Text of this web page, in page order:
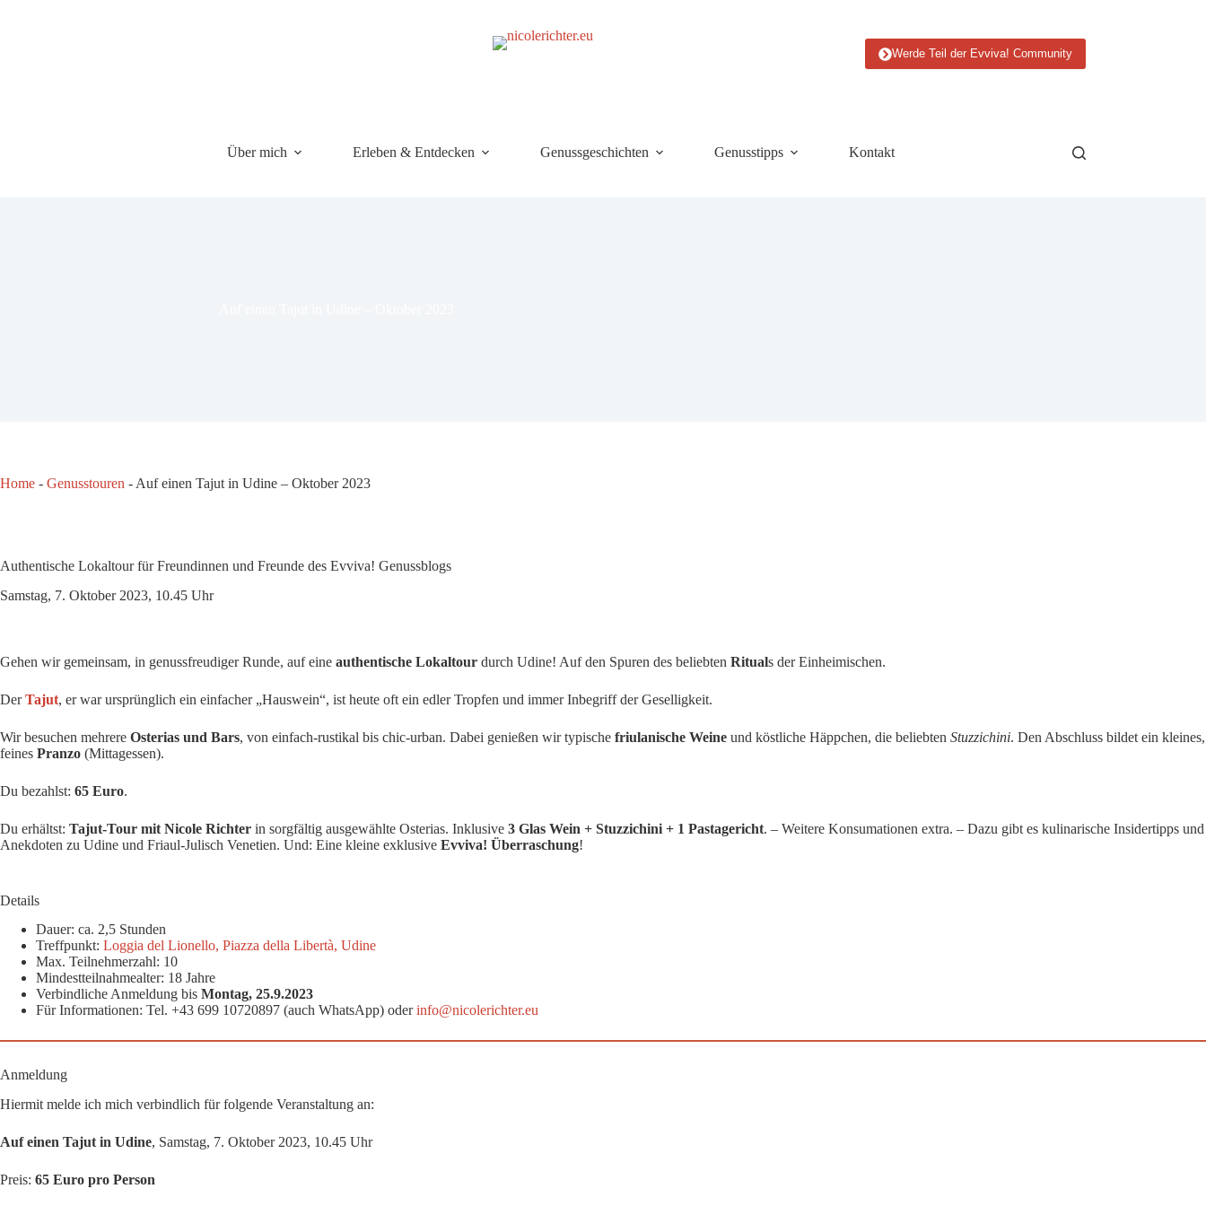
Werde Teil der Evviva! Community
Über mich Erleben & Entdecken Genussgeschichten Genusstipps Kontakt
Home - Genusstouren - Auf einen Tajut in Udine – Oktober 2023
Authentische Lokaltour für Freundinnen und Freunde des Evviva! Genussblogs
Samstag, 7. Oktober 2023, 10.45 Uhr
Gehen wir gemeinsam, in genussfreudiger Runde, auf eine authentische Lokaltour durch Udine! Auf den Spuren des beliebten Rituals der Einheimischen.
DerTajut, er war ursprünglich ein einfacher „Hauswein“, ist heute oft ein edler Tropfen und immer Inbegriff der Geselligkeit.
Wir besuchen mehrere Osterias und Bars, von einfach-rustikal bis chic-urban. Dabei genießen wir typische friulanische Weine und köstliche Häppchen, die beliebten Stuzzichini. Den Abschluss bildet ein kleines,
feines Pranzo (Mittagessen).
Du bezahlst: 65 Euro.
Du erhältst: Tajut-Tour mit Nicole Richter in sorgfältig ausgewählte Osterias. Inklusive 3 Glas Wein + Stuzzichini + 1 Pastagericht. – Weitere Konsumationen extra. – Dazu gibt es kulinarische Insidertipps und
Anekdoten zu Udine und Friaul-Julisch Venetien. Und: Eine kleine exklusive Evviva! Überraschung!
Details
Dauer: ca. 2,5 Stunden
Treffpunkt: Loggia del Lionello, Piazza della Libertà, Udine
Max. Teilnehmerzahl: 10
Mindestteilnahmealter: 18 Jahre
Verbindliche Anmeldung bis Montag, 25.9.2023
Für Informationen: Tel. +43 699 10720897 (auch WhatsApp) oderinfo@nicolerichter.eu
Anmeldung
Hiermit melde ich mich verbindlich für folgende Veranstaltung an:
Auf einen Tajut in Udine, Samstag, 7. Oktober 2023, 10.45 Uhr
Preis: 65 Euro pro Person